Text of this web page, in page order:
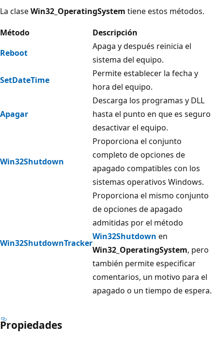
La claseWin32_OperatingSystem tiene estos métodos.
Método
Descripción
Reboot
Apaga y después reinicia el
sistema del equipo.
SetDateTime
Permite establecer la fecha y
hora del equipo.
Apagar
Descarga los programas y DLL
hasta el punto en que es seguro
desactivar el equipo.
Win32Shutdown
Proporciona el conjunto
completo de opciones de
apagado compatibles con los
sistemas operativos Windows.
Win32ShutdownTracker
Proporciona el mismo conjunto
de opciones de apagado
admitidas por el método
Win32Shutdown en
Win32_OperatingSystem, pero
también permite especificar
comentarios, un motivo para el
apagado o un tiempo de espera.
Propiedades